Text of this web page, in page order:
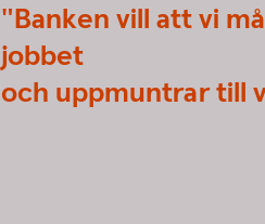
"Banken vill att vi
jobbet
och uppmuntrar till